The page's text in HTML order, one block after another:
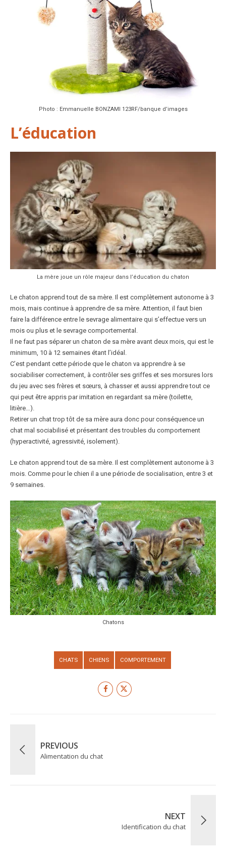
Photo : Emmanuelle BONZAMI 123RF/banque d’images
L’éducation
La mère joue un rôle majeur dans l’éducation du chaton
Le chaton apprend tout de sa mère. Il est complètement autonome à 3
mois, mais continue à apprendre de sa mère. Attention, il faut bien
faire la différence entre le sevrage alimentaire qui s’effectue vers un
mois ou plus et le sevrage comportemental.
Il ne faut pas séparer un chaton de sa mère avant deux mois, qui est le
minimum, 10 à 12 semaines étant l’idéal.
C’est pendant cette période que le chaton va apprendre à se
sociabiliser correctement, à contrôler ses griffes et ses morsures lors
du jeu avec ses frères et sœurs, à chasser et aussi apprendre tout ce
qui peut être appris par imitation en regardant sa mère (toilette,
litière…).
Retirer un chat trop tôt de sa mère aura donc pour conséquence un
chat mal sociabilisé et présentant des troubles du comportement
(hyperactivité, agressivité, isolement).
Le chaton apprend tout de sa mère. Il est complètement autonome à 3
mois. Comme pour le chien il a une période de socialisation, entre 3 et
9 semaines.
Chatons
CHATS CHIENS COMPORTEMENT
PREVIOUS
Alimentation du chat
NEXT
Identification du chat